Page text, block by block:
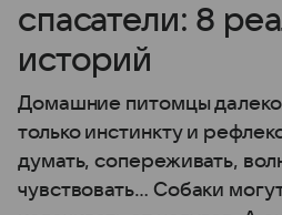
спасатели: 8
историй
Домашние питомцы далеко
только инстинкту и
думать, сопереживать,
чувствовать… Собаки